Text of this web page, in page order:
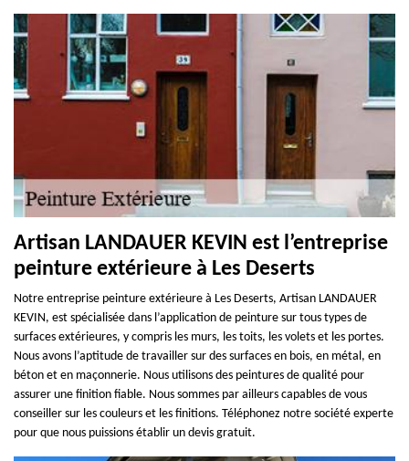
Artisan LANDAUER KEVIN est l’entreprise
peinture extérieure à Les Deserts
Notre entreprise peinture extérieure à Les Deserts, Artisan LANDAUER
KEVIN, est spécialisée dans l’application de peinture sur tous types de
surfaces extérieures, y compris les murs, les toits, les volets et les portes.
Nous avons l’aptitude de travailler sur des surfaces en bois, en métal, en
béton et en maçonnerie. Nous utilisons des peintures de qualité pour
assurer une finition fiable. Nous sommes par ailleurs capables de vous
conseiller sur les couleurs et les finitions. Téléphonez notre société experte
pour que nous puissions établir un devis gratuit.